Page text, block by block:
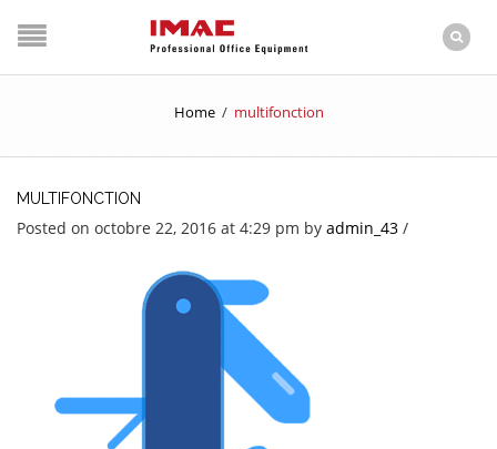
Home / multifonction
MULTIFONCTION
Posted on octobre 22, 2016 at 4:29 pm by admin_43 /